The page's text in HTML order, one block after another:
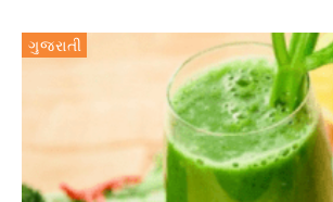
ગુજરાતી